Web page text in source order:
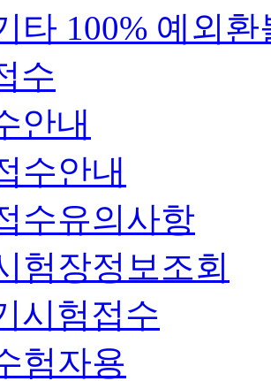
타 100% 예외환
수
안내
수안내
수유의사항
험장정보조회
시험접수
험자용